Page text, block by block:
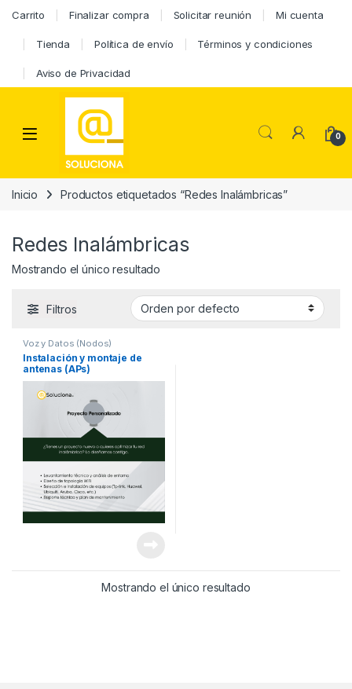
Carrito Finalizar compra Solicitar reunión Mi cuenta
Tienda Política de envío Términos y condiciones
Aviso de Privacidad
0
Inicio Productos etiquetados “Redes Inalámbricas”
Redes Inalámbricas
Mostrando el único resultado
Filtros
Voz y Datos (Nodos)
Instalación y montaje de
antenas (APs)
Mostrando el único resultado